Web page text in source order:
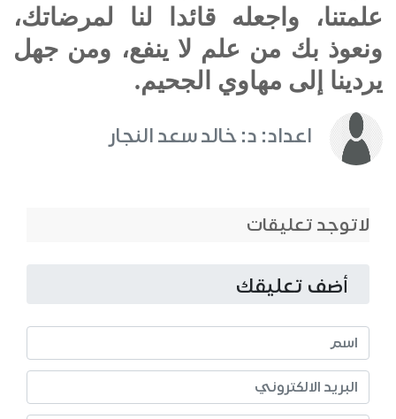
علمتنا، واجعله قائدا لنا لمرضاتك،
ونعوذ بك من علم لا ينفع، ومن جهل
يردينا إلى مهاوي الجحيم.
اعداد: د: خالد سعد النجار
لاتوجد تعليقات
أضف تعليقك